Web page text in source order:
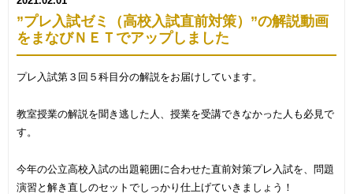
”プレ入試ゼミ（高校入試直前対策）”の解説動画
をまなびＮＥＴでアップしました
プレ入試第３回５科目分の解説をお届けしています。
教室授業の解説を聞き逃した人、授業を受講できなかった人も必見で
す。
今年の公立高校入試の出題範囲に合わせた直前対策プレ入試を、問題
演習と解き直しのセットでしっかり仕上げていきましょう！